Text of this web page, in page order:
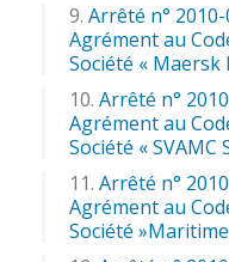
Arrêté n°
Agrément au
Société « Maersk
Arrêté n°
Agrément au
Société « SVAMC
Arrêté n°
Agrément au
Société